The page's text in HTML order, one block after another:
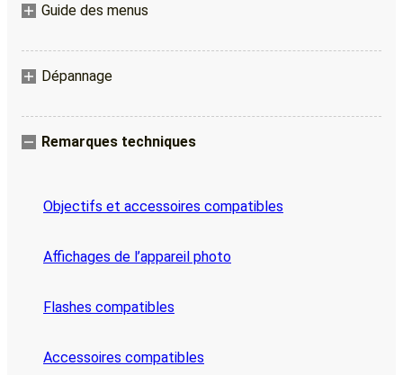
Guide des menus
Dépannage
Remarques techniques
Objectifs et accessoires compatibles
Affichages de l’appareil photo
Flashes compatibles
Accessoires compatibles